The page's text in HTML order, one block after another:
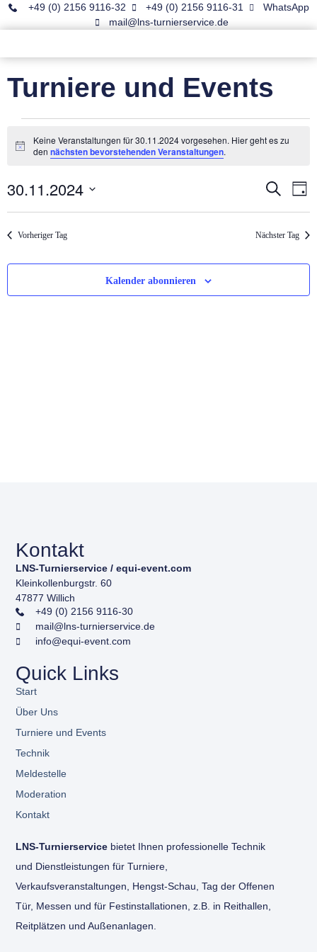
+49 (0) 2156 9116-32 +49 (0) 2156 9116-31
WhatsApp
mail@lns-turnierservice.de
Turniere und Events
Hinweis
Keine Veranstaltungen für 30.11.2024 vorgesehen. Hier geht es zu
dennächsten bevorstehenden Veranstaltungen.
Suche
und
Suche
Tag
30.11.2024
wählen.
Vorheriger Tag Nächster Tag
Kalender abonnieren
LNS-Turnierservice bietet Ihnen professionelle Technik
und Dienstleistungen für Turniere,
Verkaufsveranstaltungen, Hengst-Schau, Tag der Offenen
Tür, Messen und für Festinstallationen, z.B. in Reithallen,
Reitplätzen und Außenanlagen.
Quick Links
Start
Über Uns
Turniere und Events
Technik
Meldestelle
Moderation
Kontakt
Kontakt
LNS-Turnierservice / equi-event.com
Kleinkollenburgstr. 60
47877 Willich
+49 (0) 2156 9116-30
mail@lns-turnierservice.de
info@equi-event.com